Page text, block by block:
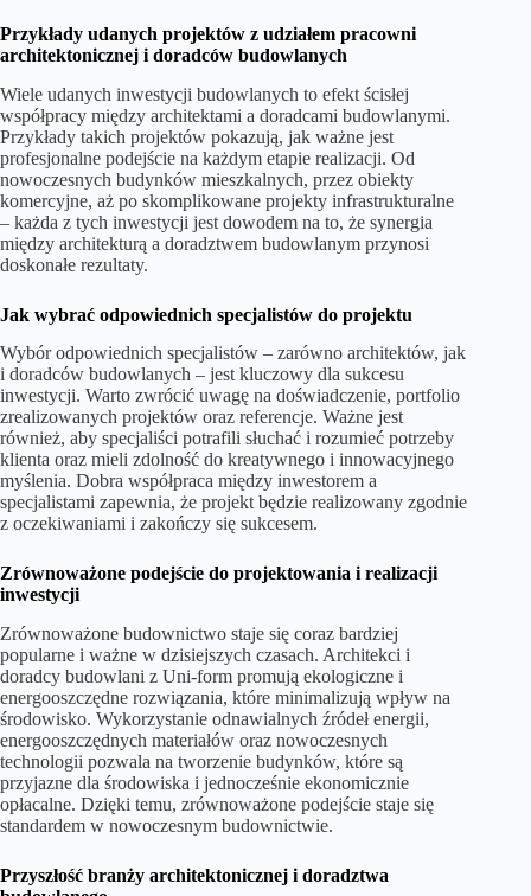
Przykłady udanych projektów z udziałem pracowni
architektonicznej i doradców budowlanych
Wiele udanych inwestycji budowlanych to efekt ścisłej
współpracy między architektami a doradcami budowlanymi.
Przykłady takich projektów pokazują, jak ważne jest
profesjonalne podejście na każdym etapie realizacji. Od
nowoczesnych budynków mieszkalnych, przez obiekty
komercyjne, aż po skomplikowane projekty infrastrukturalne
– każda z tych inwestycji jest dowodem na to, że synergia
między architekturą a doradztwem budowlanym przynosi
doskonałe rezultaty.
Jak wybrać odpowiednich specjalistów do projektu
Wybór odpowiednich specjalistów – zarówno architektów, jak
i doradców budowlanych – jest kluczowy dla sukcesu
inwestycji. Warto zwrócić uwagę na doświadczenie, portfolio
zrealizowanych projektów oraz referencje. Ważne jest
również, aby specjaliści potrafili słuchać i rozumieć potrzeby
klienta oraz mieli zdolność do kreatywnego i innowacyjnego
myślenia. Dobra współpraca między inwestorem a
specjalistami zapewnia, że projekt będzie realizowany zgodnie
z oczekiwaniami i zakończy się sukcesem.
Zrównoważone podejście do projektowania i realizacji
inwestycji
Zrównoważone budownictwo staje się coraz bardziej
popularne i ważne w dzisiejszych czasach. Architekci i
doradcy budowlani z Uni-form promują ekologiczne i
energooszczędne rozwiązania, które minimalizują wpływ na
środowisko. Wykorzystanie odnawialnych źródeł energii,
energooszczędnych materiałów oraz nowoczesnych
technologii pozwala na tworzenie budynków, które są
przyjazne dla środowiska i jednocześnie ekonomicznie
opłacalne. Dzięki temu, zrównoważone podejście staje się
standardem w nowoczesnym budownictwie.
Przyszłość branży architektonicznej i doradztwa